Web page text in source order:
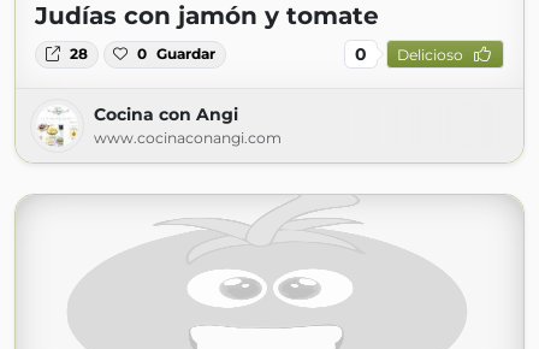
Judías con jamón y tomate
28 0 Guardar 0 Delicioso
Cocina con Angi
www.cocinaconangi.com